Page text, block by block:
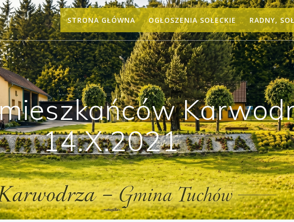
STRONA GŁÓWNA OGŁOSZENIA SOŁECKIE RADNY,
14.X.2021